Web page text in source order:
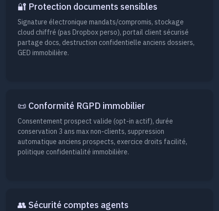
🔐 Protection documents sensibles
Signature électronique mandats/compromis, stockage
cloud chiffré (pas Dropbox perso), portail client sécurisé
partage docs, destruction confidentielle anciens dossiers,
GED immobilière.
📜 Conformité RGPD immobilier
Consentement prospect valide (opt-in actif), durée
conservation 3 ans max non-clients, suppression
automatique anciens prospects, exercice droits facilité,
politique confidentialité immobilière.
👥 Sécurité comptes agents